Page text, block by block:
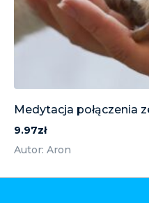
Medytacja połączenia
9.97zł
Autor: Aron